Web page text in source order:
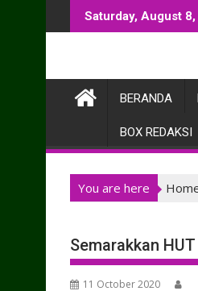
to
Saturday, August
BERANDA
BOX REDAKSI
You are here
Semarakkan
11 October 2020